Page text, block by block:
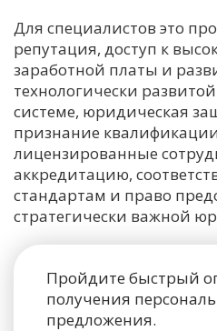
Для специалистов это
репутация, доступ к
заработной платы и
технологически
системе, юридическая
признание
лицензированные
аккредитацию,
стандартам и право
стратегически важной
Пройдите быстрый
получения
предложения.